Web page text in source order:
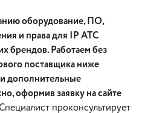
оборудование, ПО,
и права для IP АТС
брендов. Работаем без
поставщика ниже
дополнительные
оформив заявку на сайте
проконсультирует